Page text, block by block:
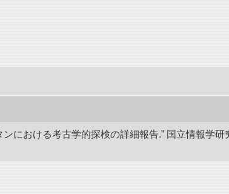
における考古学的探検の詳細報告.” 国立情報学